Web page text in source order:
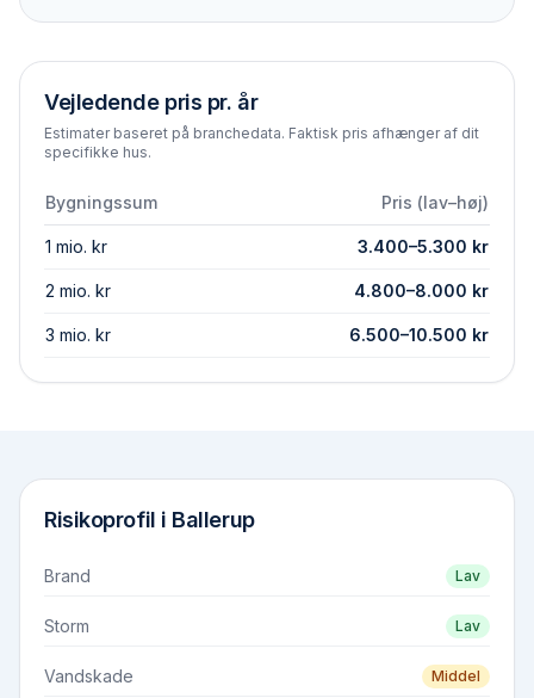
Vejledende pris pr. år
Estimater baseret på branchedata. Faktisk pris afhænger af dit
specifikke hus.
Bygningssum Pris (lav–høj)
1 mio. kr 3.400–5.300 kr
2 mio. kr 4.800–8.000 kr
3 mio. kr 6.500–10.500 kr
Risikoprofil i Ballerup
Brand Lav
Storm Lav
Vandskade Middel